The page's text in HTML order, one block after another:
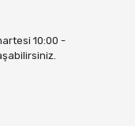
10:00 -